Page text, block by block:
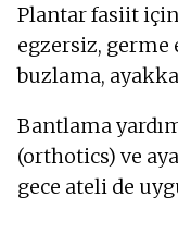
Plantar fasiit
egzersiz, germe
buzlama,
Bantlama
(orthotics) ve
gece ateli de